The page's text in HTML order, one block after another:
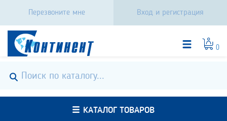
Перезвоните мне Вход и регистрация
0
КАТАЛОГ ТОВАРОВ